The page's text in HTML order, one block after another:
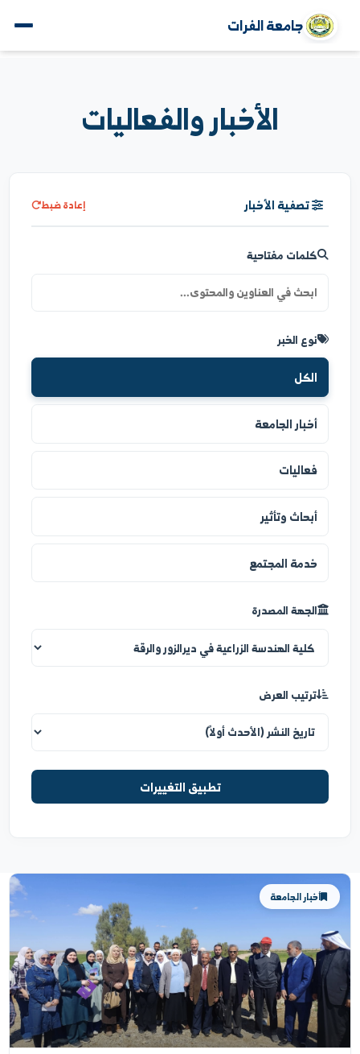
جامعة الفرات
الأخبار والفعاليات
كلمات مفتاحية
نوع الخبر
أخبار الجامعة
فعاليات
أبحاث وتأثير
ترتيب العرض
تطبيق التغييرات
أخبار الجامعة